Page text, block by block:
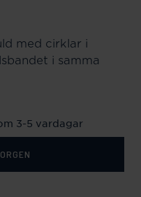
med cirklar i
i samma
3-5 vardagar